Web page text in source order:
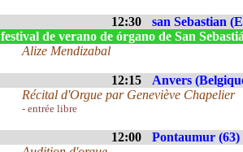
12:30 san Sebastian
festival de verano de órgano de San
Alize Mendizabal
12:15 Anvers
Récital d'Orgue par Geneviève Chapelier
- entrée libre
12:00 Pontaumur (63)